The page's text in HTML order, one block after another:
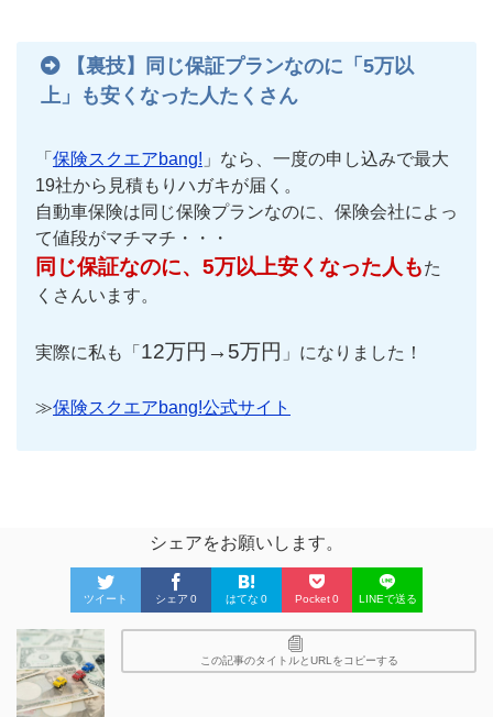
【裏技】同じ保証プランなのに「5万以
上」も安くなった人たくさん
「 保険スクエアbang! 」なら、一度の申し込みで最大
19社から見積もりハガキが届く。
自動車保険は同じ保険プランなのに、保険会社によっ
て値段がマチマチ・・・
同じ保証なのに、5万以上安くなった人もた
くさんいます。
実際に私も「 12万円→5万円 」になりました！
≫保険スクエアbang!公式サイト
シェアをお願いします。
ツイート シェア 0 はてな 0 Pocket0 LINEで送る
この記事のタイトルとURLをコピーする